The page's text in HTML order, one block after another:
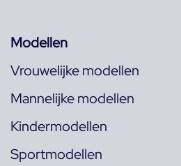
Modellen
Vrouwelijke modellen
Mannelijke modellen
Kindermodellen
Sportmodellen